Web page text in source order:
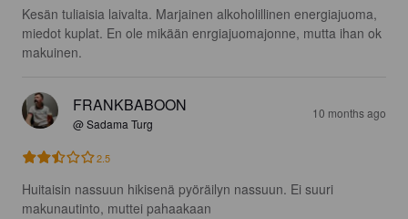
Kesän tuliaisia laivalta. Marjainen alkoholillinen energiajuoma,
miedot kuplat. En ole mikään enrgiajuomajonne, mutta ihan ok
makuinen.
FRANKBABOON
@ Sadama Turg
10 months ago
2.5
Huitaisin nassuun hikisenä pyöräilyn nassuun. Ei suuri
makunautinto, muttei pahaakaan